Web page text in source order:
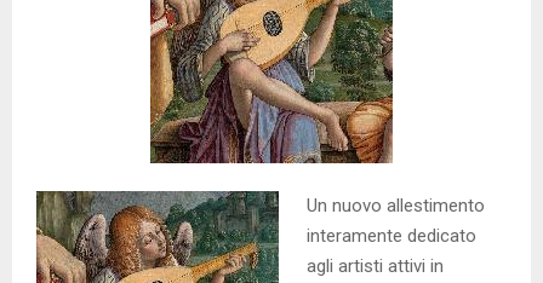
Un nuovo allestimento
interamente dedicato
agli artisti attivi in